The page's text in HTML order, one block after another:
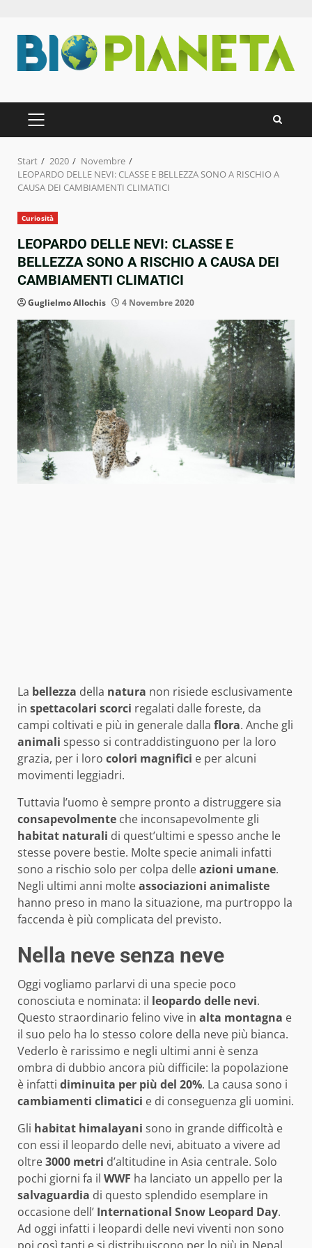
Inhalt
springen
PRIMÄRES
MENÜ
Start 2020
Novembre
LEOPARDO DELLE NEVI: CLASSE E BELLEZZA SONO A RISCHIO A
CAUSA DEI CAMBIAMENTI CLIMATICI
Curiosità
LEOPARDO DELLE NEVI: CLASSE E
BELLEZZA SONO A RISCHIO A CAUSA DEI
CAMBIAMENTI CLIMATICI
Guglielmo Allochis 4 Novembre 2020
La bellezza della natura non risiede esclusivamente
in spettacolari scorci regalati dalle foreste, da
campi coltivati e più in generale dalla flora. Anche gli
animali spesso si contraddistinguono per la loro
grazia, per i loro colori magnifici e per alcuni
movimenti leggiadri.
Tuttavia l’uomo è sempre pronto a distruggere sia
consapevolmente che inconsapevolmente gli
habitat naturali di quest’ultimi e spesso anche le
stesse povere bestie. Molte specie animali infatti
sono a rischio solo per colpa delleazioni umane.
Negli ultimi anni molteassociazioni animaliste
hanno preso in mano la situazione, ma purtroppo la
faccenda è più complicata del previsto.
Nella neve senza neve
Oggi vogliamo parlarvi di una specie poco
conosciuta e nominata: il leopardo delle nevi.
Questo straordinario felino vive in alta montagna e
il suo pelo ha lo stesso colore della neve più bianca.
Vederlo è rarissimo e negli ultimi anni è senza
ombra di dubbio ancora più difficile: la popolazione
è infatti diminuita per più del 20%. La causa sono i
cambiamenti climatici e di conseguenza gli uomini.
Gli habitat himalayani sono in grande difficoltà e
con essi il leopardo delle nevi, abituato a vivere ad
oltre3000 metri d’altitudine in Asia centrale. Solo
pochi giorni fa il WWF ha lanciato un appello per la
salvaguardia di questo splendido esemplare in
occasione dell’ International Snow Leopard Day.
Ad oggi infatti i leopardi delle nevi viventi non sono